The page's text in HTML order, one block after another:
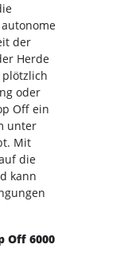
der
Herde
plötzlich
oder
Off ein
unter
Mit
die
kann
Off 6000